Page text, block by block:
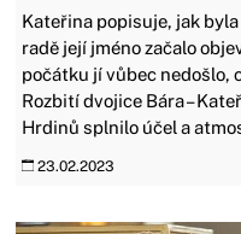
Kateřina popisuje, jak
radě její jméno začalo
počátku jí vůbec nedošlo,
Rozbití dvojice Bára –
Hrdinů splnilo účel a
23.02.2023